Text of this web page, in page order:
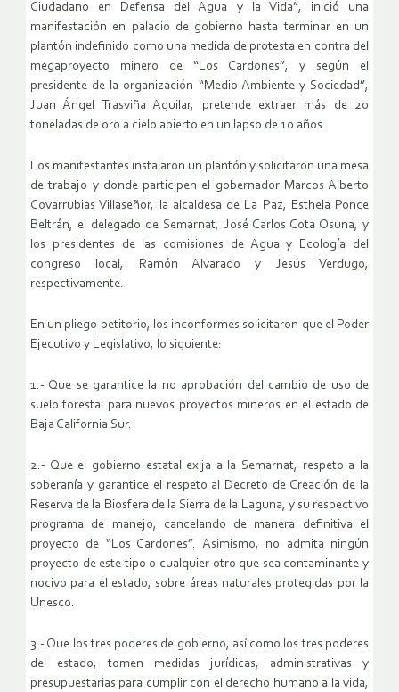
Ciudadano en Defensa del Agua y la Vida”, inició una
manifestación en palacio de gobierno hasta terminar en un
plantón indefinido como una medida de protesta en contra del
megaproyecto minero de “Los Cardones”, y según el
presidente de la organización “Medio Ambiente y Sociedad”,
Juan Ángel Trasviña Aguilar, pretende extraer más de 20
toneladas de oro a cielo abierto en un lapso de 10 años.
Los manifestantes instalaron un plantón y solicitaron una mesa
de trabajo y donde participen el gobernador Marcos Alberto
Covarrubias Villaseñor, la alcaldesa de La Paz, Esthela Ponce
Beltrán, el delegado de Semarnat, José Carlos Cota Osuna, y
los presidentes de las comisiones de Agua y Ecología del
congreso local, Ramón Alvarado y Jesús Verdugo,
respectivamente.
En un pliego petitorio, los inconformes solicitaron que el Poder
Ejecutivo y Legislativo, lo siguiente:
1.- Que se garantice la no aprobación del cambio de uso de
suelo forestal para nuevos proyectos mineros en el estado de
Baja California Sur.
2.- Que el gobierno estatal exija a la Semarnat, respeto a la
soberanía y garantice el respeto al Decreto de Creación de la
Reserva de la Biosfera de la Sierra de la Laguna, y su respectivo
programa de manejo, cancelando de manera definitiva el
proyecto de “Los Cardones”. Asimismo, no admita ningún
proyecto de este tipo o cualquier otro que sea contaminante y
nocivo para el estado, sobre áreas naturales protegidas por la
Unesco.
3.- Que los tres poderes de gobierno, así como los tres poderes
del estado, tomen medidas jurídicas, administrativas y
presupuestarias para cumplir con el derecho humano a la vida,